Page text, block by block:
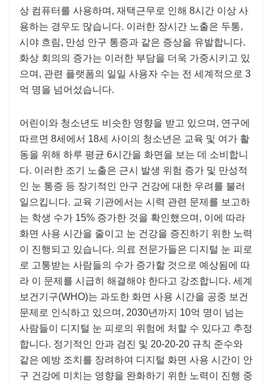
상 컴퓨터를 사용하며, 재택근무로 인해 8시간 이상 사
용하는 경우도 많습니다. 이러한 장시간 노출은 두통,
시야 흐림, 만성 안구 통증과 같은 증상을 유발합니다.
화상 회의의 증가는 이러한 부담을 더욱 가중시키고 있
으며, 관련 플랫폼의 일일 사용자 수는 전 세계적으로 3
억 명을 넘어섰습니다.
어린이와 청소년도 비슷한 영향을 받고 있으며, 연구에
따르면 8세에서 18세 사이의 청소년은 교육 및 여가 활
동을 위해 하루 평균 6시간을 화면을 보는 데 소비합니
다. 이러한 조기 노출은 근시 발생 위험 증가 및 만성적
인 눈 통증 등 장기적인 안구 건강에 대한 우려를 불러
일으킵니다. 교육 기관에서는 시력 관련 문제를 보고하
는 학생 수가 15% 증가한 것을 확인했으며, 이에 따라
화면 사용 시간을 줄이고 눈 건강을 증진하기 위한 노력
이 진행되고 있습니다. 의료 전문가들은 디지털 눈 피로
로 고통받는 사람들의 수가 증가할 것으로 예상됨에 따
라 이 문제를 시급히 해결해야 한다고 강조합니다. 세계
보건기구(WHO)는 과도한 화면 사용 시간을 공중 보건
문제로 인식하고 있으며, 2030년까지 10억 명이 넘는
사람들이 디지털 눈 피로의 위험에 처할 수 있다고 추정
합니다. 정기적인 안과 검진 및 20-20-20 규칙 준수와
같은 예방 조치를 장려하여 디지털 화면 사용 시간이 안
구 건강에 미치는 영향을 완화하기 위한 노력이 진행 중